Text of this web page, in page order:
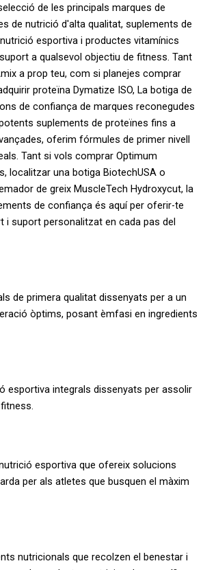
de les principals marques de
de nutrició d'alta qualitat, suplements de
esportiva i productes vitamínics
a qualsevol objectiu de fitness. Tant
a prop teu, com si planejes comprar
proteïna Dymatize ISO, La botiga de
de confiança de marques reconegudes
suplements de proteïnes fins a
oferim fórmules de primer nivell
Tant si vols comprar Optimum
localitzar una botiga BiotechUSA o
de greix MuscleTech Hydroxycut, la
de confiança és aquí per oferir-te
i suport personalitzat en cada pas del
de primera qualitat dissenyats per a un
òptims, posant èmfasi en ingredients
esportiva integrals dissenyats per assolir
esportiva que ofereix solucions
per als atletes que busquen el màxim
nutricionals que recolzen el benestar i